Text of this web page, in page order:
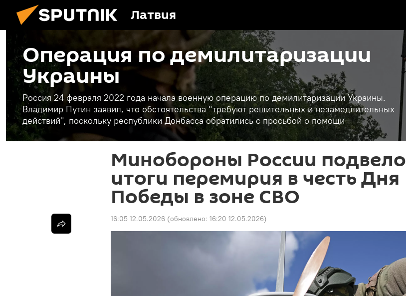
Латвия
Операция по демилитаризации
Украины
Россия 24 февраля 2022 года начала военную операцию по демилитаризации Украины.
Владимир Путин заявил, что обстоятельства "требуют решительных и незамедлительных
действий", поскольку республики Донбасса обратились с просьбой о помощи
Минобороны России подвело
итоги перемирия в честь Дня
Победы в зоне СВО
16:05 12.05.2026 (обновлено: 16:20 12.05.2026)